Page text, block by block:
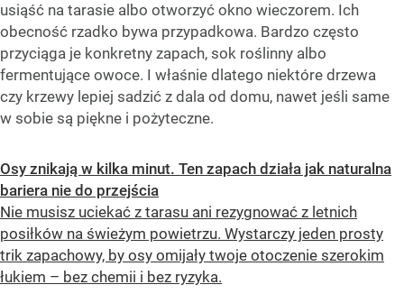
usiąść na tarasie albo otworzyć okno wieczorem. Ich
obecność rzadko bywa przypadkowa. Bardzo często
przyciąga je konkretny zapach, sok roślinny albo
fermentujące owoce. I właśnie dlatego niektóre drzewa
czy krzewy lepiej sadzić z dala od domu, nawet jeśli same
w sobie są piękne i pożyteczne.
Osy znikają w kilka minut. Ten zapach działa jak naturalna
bariera nie do przejścia
Nie musisz uciekać z tarasu ani rezygnować z letnich
posiłków na świeżym powietrzu. Wystarczy jeden prosty
trik zapachowy, by osy omijały twoje otoczenie szerokim
łukiem – bez chemii i bez ryzyka.